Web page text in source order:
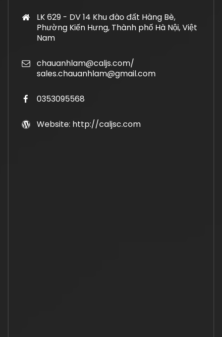
LK 629 - DV 14 Khu đào đất Hàng Bè,
Phường Kiến Hưng, Thành phố Hà Nội, Việt
Nam
chauanhlam@caljs.com/
sales.chauanhlam@gmail.com
0353095568
Website: http://caljsc.com